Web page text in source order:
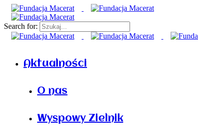
Search for:
Aktualności
O nas
Wyspowy Zielnik